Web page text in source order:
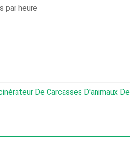
par heure
De Carcasses D'animaux De Capacité Moyenne